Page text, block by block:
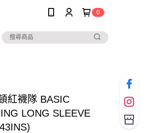
0
紅襪隊 BASIC
LONG SLEEVE